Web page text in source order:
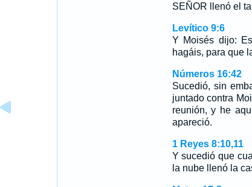
SEÑOR llenó el
Levítico 9:6
Y Moisés dijo:
hagáis, para que
Números 16:42
Sucedió, sin
juntado contra
reunión, y he
apareció.
1 Reyes 8:10,11
Y sucedió que
la nube llenó la